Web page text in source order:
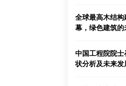
程少安 德胜（苏州）洋
2012年3月17日
小松
行
全球最高木结
幕，绿色建筑的
中国工程院院
状分析及未来发